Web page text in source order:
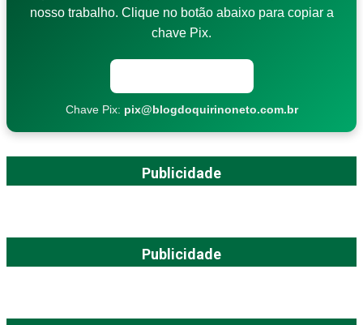
nosso trabalho. Clique no botão abaixo para copiar a
chave Pix.
Chave Pix: pix@blogdoquirinoneto.com.br
Publicidade
Publicidade